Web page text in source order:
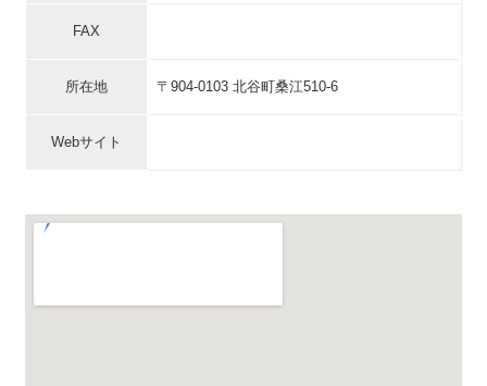
FAX
所在地 〒904-0103 北谷町桑江510-6
Webサイト